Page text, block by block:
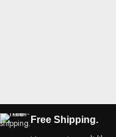
Free Shipping.